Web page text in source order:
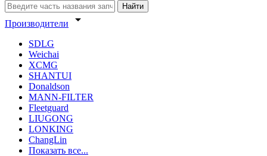
Найти
Производители arrow_drop_down
SDLG
Weichai
XCMG
SHANTUI
Donaldson
MANN-FILTER
Fleetguard
LIUGONG
LONKING
ChangLin
Показать все...